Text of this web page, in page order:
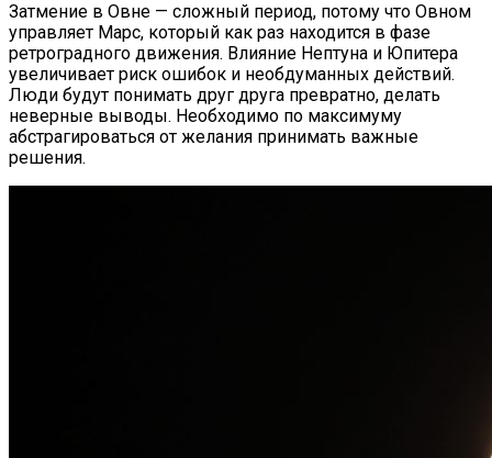
Затмение в Овне — сложный период, потому что Овном
управляет Марс, который как раз находится в фазе
ретроградного движения. Влияние Нептуна и Юпитера
увеличивает риск ошибок и необдуманных действий.
Люди будут понимать друг друга превратно, делать
неверные выводы. Необходимо по максимуму
абстрагироваться от желания принимать важные
решения.